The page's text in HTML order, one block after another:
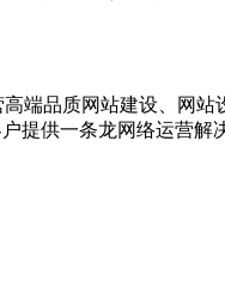
端品质网站建设、网
提供一条龙网络运营